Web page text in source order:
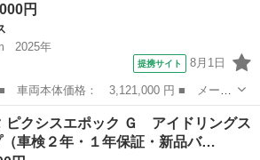
円
2025年
提携サイト 8月1日
： プリウス ■ グレード名： Ｇ 純正
ィオ バックカメラ ＡＣ１００Ｖ電源 衝
ウス
ピクシスエポック Ｇ アイドリングス
（車検２年・１年保証・新品バ…